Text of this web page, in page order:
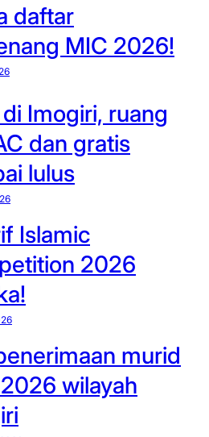
daftar
MIC 2026!
Imogiri, ruang
dan gratis
lulus
Islamic
2026
murid
wilayah